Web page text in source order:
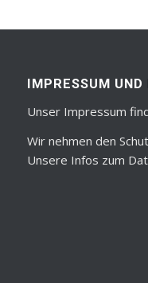
IMPRESSUM
Unser Impressum
Wir nehmen den
Unsere Infos zum